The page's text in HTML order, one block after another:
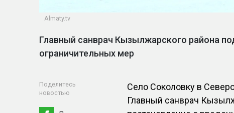
Almaty.tv
Главный санврач Кызылжарского района
ограничительных мер
Поделитесь
новостью
Село Соколовку в
Главный санврач